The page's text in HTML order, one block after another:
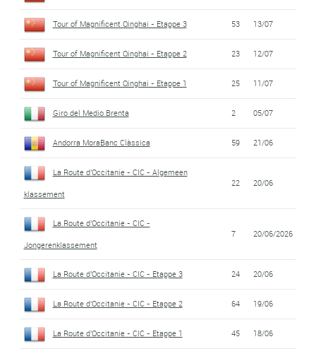
Tour of Magnificent Qinghai - Etappe 3 53 13/07
Tour of Magnificent Qinghai - Etappe 2 23 12/07
Tour of Magnificent Qinghai - Etappe 1 25 11/07
Giro del Medio Brenta 2 05/07
Andorra MoraBanc Clàssica 59 21/06
La Route d'Occitanie - CIC - Algemeen
klassement
22 20/06
La Route d'Occitanie - CIC -
Jongerenklassement
7 20/06/2026
La Route d'Occitanie - CIC - Etappe 3 24 20/06
La Route d'Occitanie - CIC - Etappe 2 64 19/06
La Route d'Occitanie - CIC - Etappe 1 45 18/06